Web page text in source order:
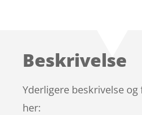
på
ømmels
er
Beskrivelse
Yderligere beskrivelse
her: